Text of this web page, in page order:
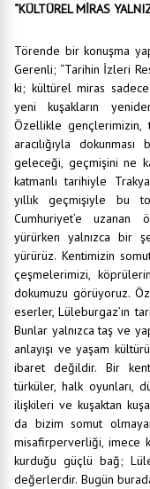
“KÜLTÜREL MİRAS
Törende bir konuşma
Gerenli; “Tarihin İzleri
ki; kültürel miras
yeni kuşakların
Özellikle
aracılığıyla
geleceği, geçmişini ne
katmanlı tarihiyle
yıllık geçmişiyle bu
Cumhuriyet’e uzanan
yürürken yalnızca bir
yürürüz. Kentimizin
çeşmelerimizi,
dokumuzu görüyoruz.
eserler, Lüleburgaz’ın
Bunlar yalnızca taş ve
anlayışı ve yaşam
ibaret değildir. Bir
türküler, halk oyunları,
ilişkileri ve kuşaktan
da bizim somut olmayan
misafirperverliği, imece
kurduğu güçlü bağ;
değerlerdir. Bugün